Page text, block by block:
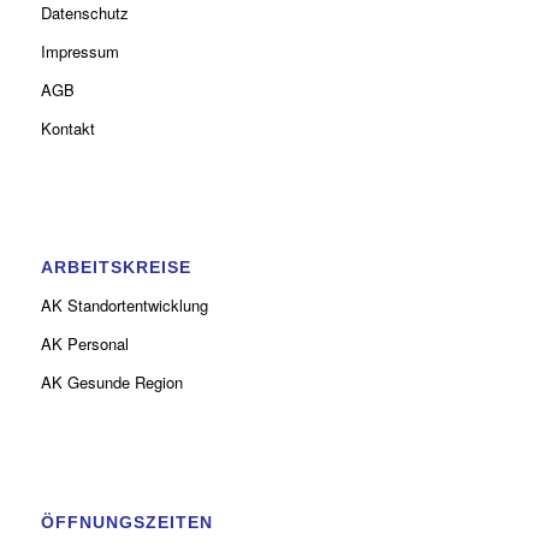
Datenschutz
Impressum
AGB
Kontakt
ARBEITSKREISE
AK Standortentwicklung
AK Personal
AK Gesunde Region
ÖFFNUNGSZEITEN